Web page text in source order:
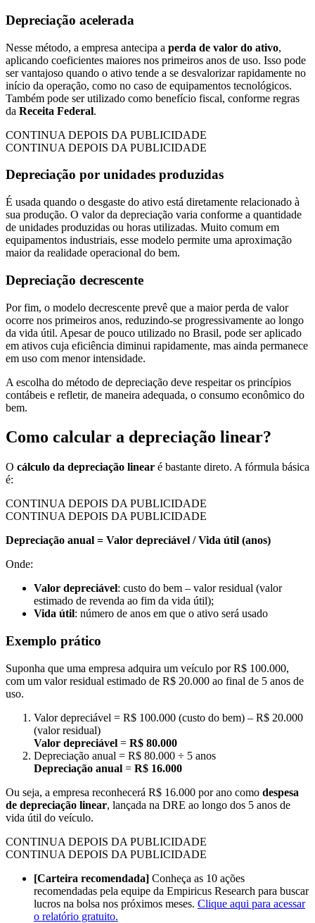
Depreciação acelerada
Nesse método, a empresa antecipa a perda de valor do ativo,
aplicando coeficientes maiores nos primeiros anos de uso. Isso pode
ser vantajoso quando o ativo tende a se desvalorizar rapidamente no
início da operação, como no caso de equipamentos tecnológicos.
Também pode ser utilizado como benefício fiscal, conforme regras
da Receita Federal.
CONTINUA DEPOIS DA PUBLICIDADE
CONTINUA DEPOIS DA PUBLICIDADE
Depreciação por unidades produzidas
É usada quando o desgaste do ativo está diretamente relacionado à
sua produção. O valor da depreciação varia conforme a quantidade
de unidades produzidas ou horas utilizadas. Muito comum em
equipamentos industriais, esse modelo permite uma aproximação
maior da realidade operacional do bem.
Depreciação decrescente
Por fim, o modelo decrescente prevê que a maior perda de valor
ocorre nos primeiros anos, reduzindo-se progressivamente ao longo
da vida útil. Apesar de pouco utilizado no Brasil, pode ser aplicado
em ativos cuja eficiência diminui rapidamente, mas ainda permanece
em uso com menor intensidade.
A escolha do método de depreciação deve respeitar os princípios
contábeis e refletir, de maneira adequada, o consumo econômico do
bem.
Como calcular a depreciação linear?
O cálculo da depreciação linear é bastante direto. A fórmula básica
é:
CONTINUA DEPOIS DA PUBLICIDADE
CONTINUA DEPOIS DA PUBLICIDADE
Depreciação anual = Valor depreciável / Vida útil (anos)
Onde:
Valor depreciável: custo do bem – valor residual (valor
estimado de revenda ao fim da vida útil);
Vida útil: número de anos em que o ativo será usado
Exemplo prático
Suponha que uma empresa adquira um veículo por R$ 100.000,
com um valor residual estimado de R$ 20.000 ao final de 5 anos de
uso.
Valor depreciável = R$ 100.000 (custo do bem) – R$ 20.000
(valor residual)
Valor depreciável = R$ 80.000
Depreciação anual = R$ 80.000 ÷ 5 anos
Depreciação anual = R$ 16.000
Ou seja, a empresa reconhecerá R$ 16.000 por ano como despesa
de depreciação linear, lançada na DRE ao longo dos 5 anos de
vida útil do veículo.
CONTINUA DEPOIS DA PUBLICIDADE
CONTINUA DEPOIS DA PUBLICIDADE
[Carteira recomendada] Conheça as 10 ações
recomendadas pela equipe da Empiricus Research para buscar
lucros na bolsa nos próximos meses. Clique aqui para acessar
o relatório gratuito.